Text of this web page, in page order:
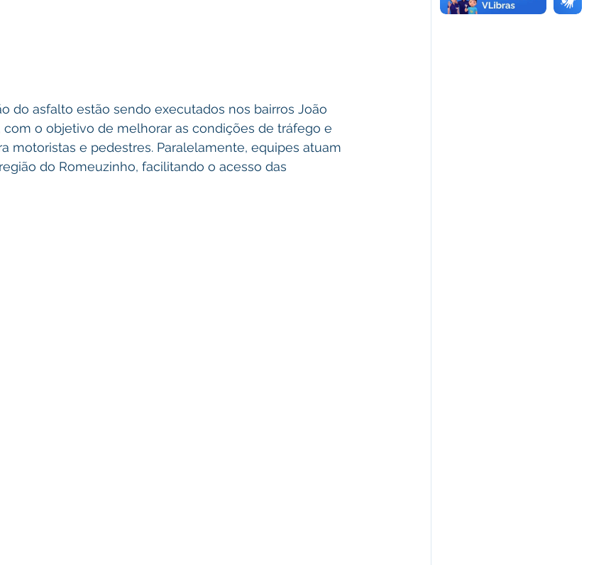
do asfalto estão sendo executados nos bairros João
com o objetivo de melhorar as condições de tráfego e
motoristas e pedestres. Paralelamente, equipes atuam
do Romeuzinho, facilitando o acesso das